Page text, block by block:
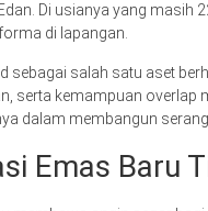
Di usianya yang masih
di lapangan.
sebagai salah satu aset
serta kemampuan overlap
dalam membangun
Emas Baru